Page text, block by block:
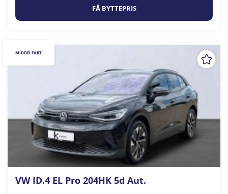
FÅ BYTTEPRIS
VW ID.4 EL Pro 204HK 5d Aut.
MIDDELFART